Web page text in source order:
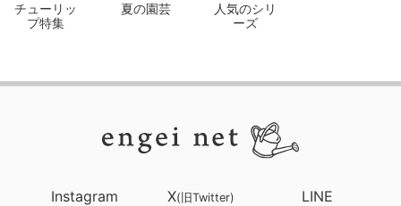
チューリッ
プ特集
夏の園芸
人気のシリ
ーズ
Instagram X(旧Twitter) LINE